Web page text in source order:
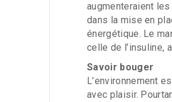
augmenteraient
dans la mise en
énergétique. Le
celle de l’insuline,
Savoir bouger
L’environnement
avec plaisir.